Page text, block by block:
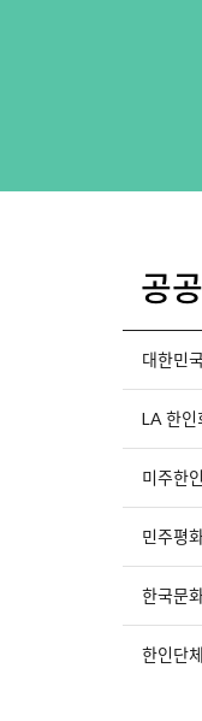
공
대한민
LA 한인
미주한
민주평
한국문
한인단체